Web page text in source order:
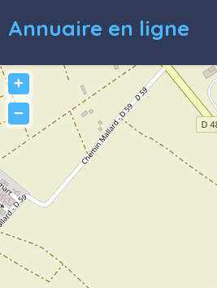
Annuaire en ligne
+
−